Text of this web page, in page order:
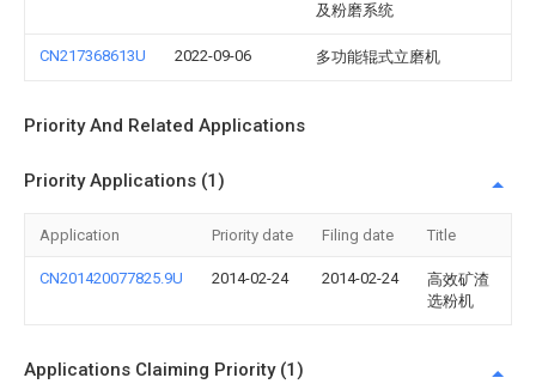
及粉磨系统
CN217368613U 2022-09-06 多功能辊式立磨机
Priority And Related Applications
Priority Applications (1)
Application Priority date Filing date Title
CN201420077825.9U 2014-02-24 2014-02-24
高效矿渣
选粉机
Applications Claiming Priority (1)